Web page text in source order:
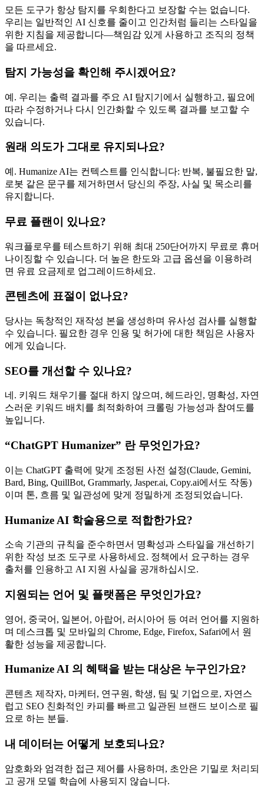
모든 도구가 항상 탐지를 우회한다고 보장할 수는 없습니다.
우리는 일반적인 AI 신호를 줄이고 인간처럼 들리는 스타일을
위한 지침을 제공합니다—책임감 있게 사용하고 조직의 정책
을 따르세요.
탐지 가능성을 확인해 주시겠어요?
예. 우리는 출력 결과를 주요 AI 탐지기에서 실행하고, 필요에
따라 수정하거나 다시 인간화할 수 있도록 결과를 보고할 수
있습니다.
원래 의도가 그대로 유지되나요?
예. Humanize AI는 컨텍스트를 인식합니다: 반복, 불필요한 말,
로봇 같은 문구를 제거하면서 당신의 주장, 사실 및 목소리를
유지합니다.
무료 플랜이 있나요?
워크플로우를 테스트하기 위해 최대 250단어까지 무료로 휴머
나이징할 수 있습니다. 더 높은 한도와 고급 옵션을 이용하려
면 유료 요금제로 업그레이드하세요.
콘텐츠에 표절이 없나요?
당사는 독창적인 재작성 본을 생성하며 유사성 검사를 실행할
수 있습니다. 필요한 경우 인용 및 허가에 대한 책임은 사용자
에게 있습니다.
SEO를 개선할 수 있나요?
네. 키워드 채우기를 절대 하지 않으며, 헤드라인, 명확성, 자연
스러운 키워드 배치를 최적화하여 크롤링 가능성과 참여도를
높입니다.
“ChatGPT Humanizer” 란 무엇인가요?
이는 ChatGPT 출력에 맞게 조정된 사전 설정(Claude, Gemini,
Bard, Bing, QuillBot, Grammarly, Jasper.ai, Copy.ai에서도 작동)
이며 톤, 흐름 및 일관성에 맞게 정밀하게 조정되었습니다.
Humanize AI 학술용으로 적합한가요?
소속 기관의 규칙을 준수하면서 명확성과 스타일을 개선하기
위한 작성 보조 도구로 사용하세요. 정책에서 요구하는 경우
출처를 인용하고 AI 지원 사실을 공개하십시오.
지원되는 언어 및 플랫폼은 무엇인가요?
영어, 중국어, 일본어, 아랍어, 러시아어 등 여러 언어를 지원하
며 데스크톱 및 모바일의 Chrome, Edge, Firefox, Safari에서 원
활한 성능을 제공합니다.
Humanize AI 의 혜택을 받는 대상은 누구인가요?
콘텐츠 제작자, 마케터, 연구원, 학생, 팀 및 기업으로, 자연스
럽고 SEO 친화적인 카피를 빠르고 일관된 브랜드 보이스로 필
요로 하는 분들.
내 데이터는 어떻게 보호되나요?
암호화와 엄격한 접근 제어를 사용하며, 초안은 기밀로 처리되
고 공개 모델 학습에 사용되지 않습니다.